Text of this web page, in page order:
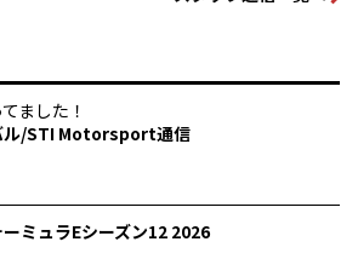
ました！
ル/STI Motorsport通信
ミュラEシーズン12 2026